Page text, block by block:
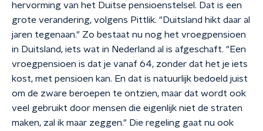
hervorming van het Duitse pensioenstelsel. Dat is een
grote verandering, volgens Pittlik. "Duitsland hikt daar al
jaren tegenaan." Zo bestaat nu nog het vroegpensioen
in Duitsland, iets wat in Nederland al is afgeschaft. "Een
vroegpensioen is dat je vanaf 64, zonder dat het je iets
kost, met pensioen kan. En dat is natuurlijk bedoeld juist
om de zware beroepen te ontzien, maar dat wordt ook
veel gebruikt door mensen die eigenlijk niet de straten
maken, zal ik maar zeggen." Die regeling gaat nu ook